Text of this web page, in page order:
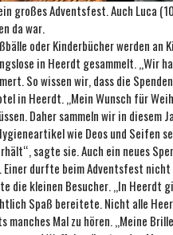
großes Adventsfest. Auch Luca
da war.
oder Kinderbücher werden an
in Heerdt gesammelt. ,,Wir
So wissen wir, dass die
in Heerdt. ,,Mein Wunsch für
Daher sammeln wir in diesem
wie Deos und Seifen
sagte sie. Auch ein neues
durfte beim Adventsfest nicht
die kleinen Besucher. ,,In Heerdt
Spaß bereitete. Nicht alle
man­ches Mal zu hören. ,,Meine